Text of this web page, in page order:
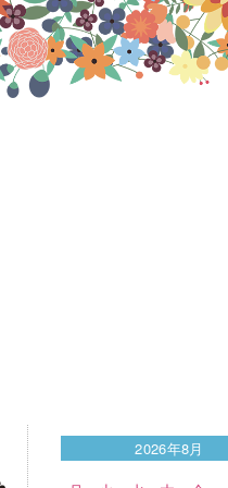
2026年8月